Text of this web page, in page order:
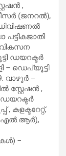
,
(ജനറല്‍),
ഡിവിഷണല്‍
വികസന
ഡയറക്ടര്‍
– ഡെപ്യൂട്ടി
വാഴൂര്‍ –
സ്റ്റേഷന്‍ ,
ഡയറക്ടര്‍
കളക്ടറേറ്റ്,
(എല്‍.ആര്‍),
–